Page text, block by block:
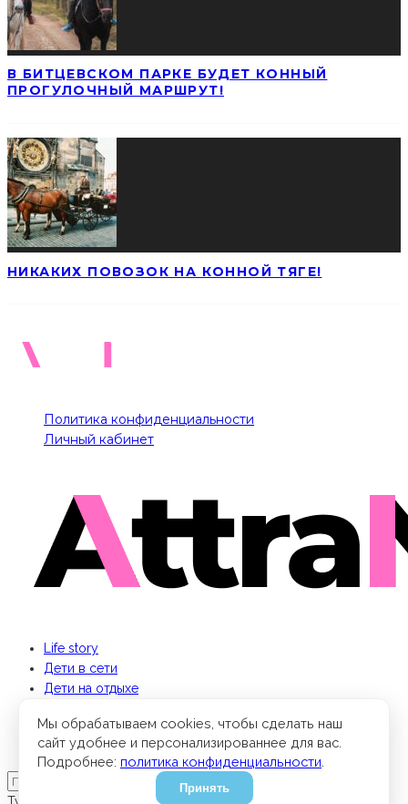
В БИТЦЕВСКОМ ПАРКЕ БУДЕТ КОННЫЙ
ПРОГУЛОЧНЫЙ МАРШРУТ!
НИКАКИХ ПОВОЗОК НА КОННОЙ ТЯГЕ!
Политика конфиденциальности
Личный кабинет
Life story
Дети в сети
Дети на отдыхе
Кино и книги
Парки мира
Мы обрабатываем cookies, чтобы сделать наш
сайт удобнее и персонализированнее для вас.
Подробнее: политика конфиденциальности
Принять